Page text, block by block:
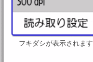
フキダシが表示されます